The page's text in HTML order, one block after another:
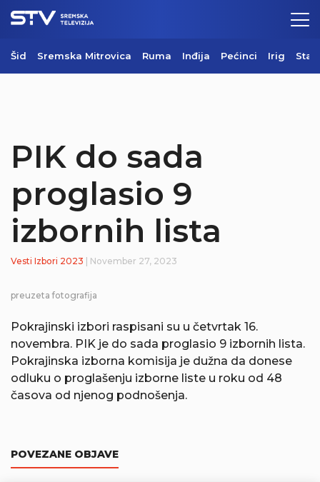
Šid Sremska Mitrovica Ruma Inđija Pećinci Irig
PIK do sada
proglasio 9
izbornih lista
Vesti Izbori 2023 | November 27, 2023
preuzeta fotografija
Pokrajinski izbori raspisani su u četvrtak 16.
novembra. PIK je do sada proglasio 9 izbornih lista.
Pokrajinska izborna komisija je dužna da donese
odluku o proglašenju izborne liste u roku od 48
časova od njenog podnošenja.
POVEZANE OBJAVE